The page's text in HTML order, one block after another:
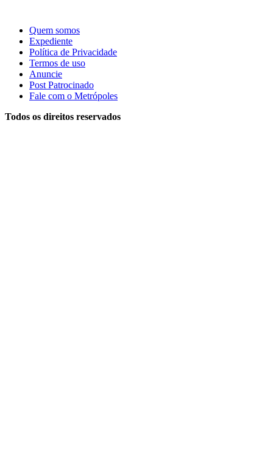
Quem somos
Expediente
Política de Privacidade
Termos de uso
Anuncie
Post Patrocinado
Fale com o Metrópoles
Todos os direitos reservados